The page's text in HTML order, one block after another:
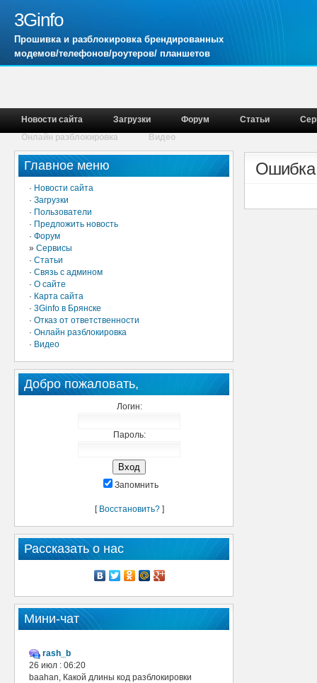
3Ginfo
Прошивка и разблокировка брендированных
модемов/телефонов/роутеров/ планшетов
Новости сайта Загрузки Форум Статьи
Онлайн разблокировка
Видео
Главное меню
· Новости сайта
· Загрузки
· Пользователи
· Предложить новость
· Форум
» Сервисы
· Статьи
· Связь с админом
· О сайте
· Карта сайта
· 3Ginfo в Брянске
· Отказ от ответственности
· Онлайн разблокировка
· Видео
Добро пожаловать,
Логин:
Пароль:
Запомнить
[ Восстановить?]
Рассказать о нас
Мини-чат
rash_b
26 июл : 06:20
baahan, Какой длины код разблокировки
Ошибка